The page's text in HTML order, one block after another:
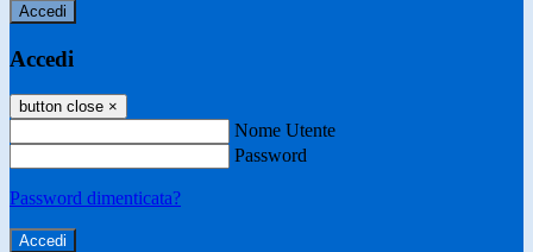
Accedi
Accedi
button close ×
Nome Utente
Password
Password dimenticata?